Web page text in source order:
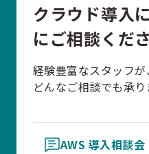
クラウド導入
にご相談くだ
経験豊富なスタッフ
どんなご相談でも承り
AWS 導入相談会